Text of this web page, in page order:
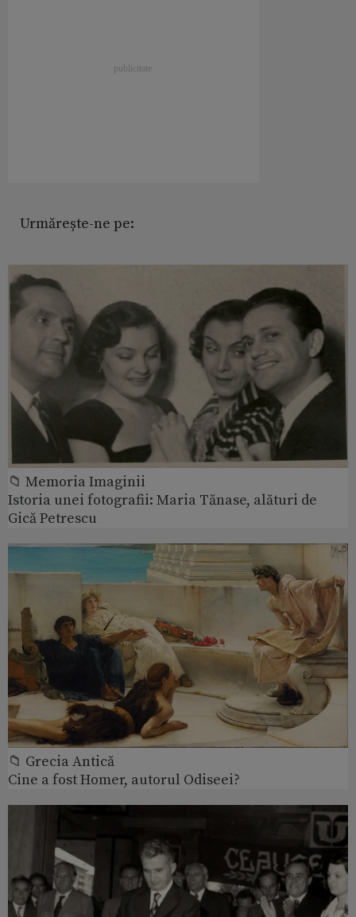
Urmărește-ne pe:
📁 Memoria Imaginii
Istoria unei fotografii: Maria Tănase, alături de
Gică Petrescu
📁 Grecia Antică
Cine a fost Homer, autorul Odiseei?